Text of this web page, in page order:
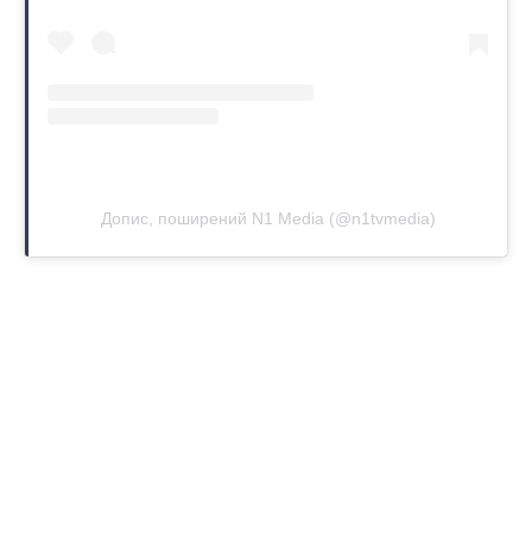
Допис, поширений N1 Media (@n1tvmedia)